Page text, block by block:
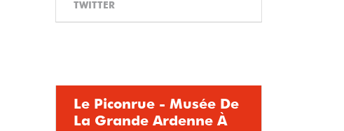
TWITTER
Le Piconrue - Musée De
La Grande Ardenne À